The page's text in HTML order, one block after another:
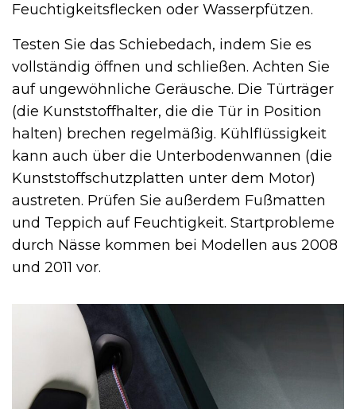
Feuchtigkeitsflecken oder Wasserpfützen.
Testen Sie das Schiebedach, indem Sie es
vollständig öffnen und schließen. Achten Sie
auf ungewöhnliche Geräusche. Die Türträger
(die Kunststoffhalter, die die Tür in Position
halten) brechen regelmäßig. Kühlflüssigkeit
kann auch über die Unterbodenwannen (die
Kunststoffschutzplatten unter dem Motor)
austreten. Prüfen Sie außerdem Fußmatten
und Teppich auf Feuchtigkeit. Startprobleme
durch Nässe kommen bei Modellen aus 2008
und 2011 vor.